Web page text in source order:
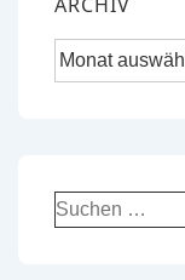
Archiv
Suchen
nach: